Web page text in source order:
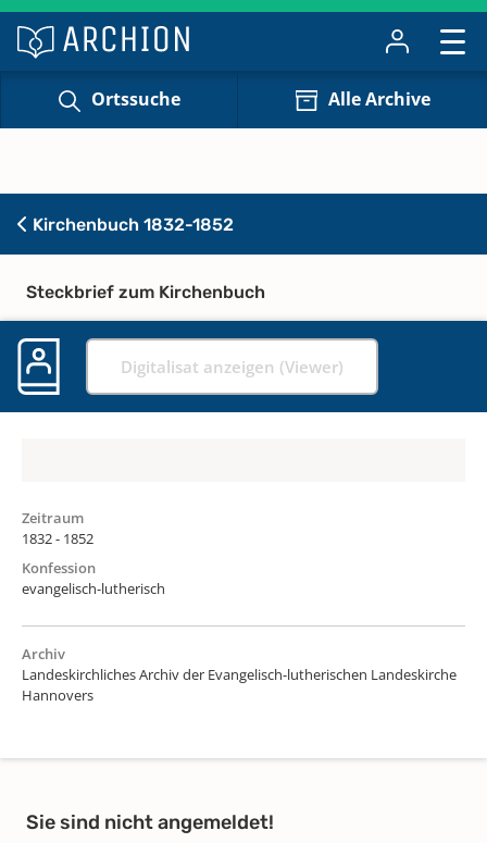
Ortssuche Alle Archive
Kirchenbuch 1832-1852
Steckbrief zum Kirchenbuch
Digitalisat anzeigen (Viewer)
Zeitraum
1832 - 1852
Konfession
evangelisch-lutherisch
Archiv
Landeskirchliches Archiv der Evangelisch-lutherischen Landeskirche
Hannovers
Sie sind nicht angemeldet!